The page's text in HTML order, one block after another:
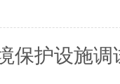
保护设施调